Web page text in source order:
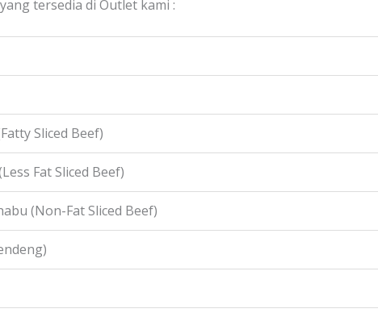
tersedia di Outlet kami :
Sliced Beef)
Fat Sliced Beef)
(Non-Fat Sliced Beef)